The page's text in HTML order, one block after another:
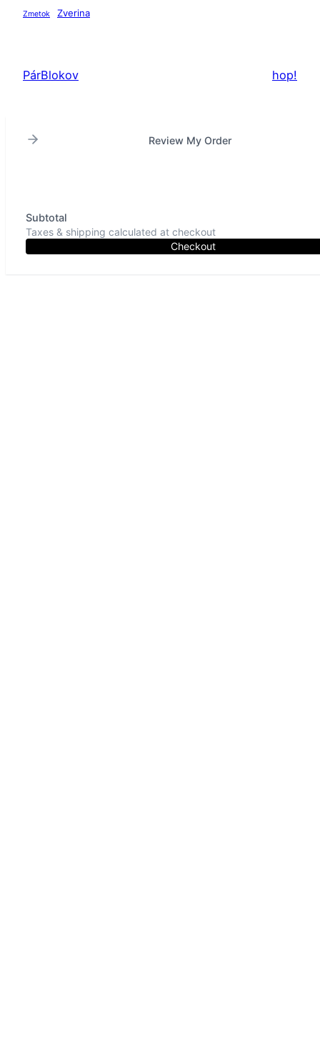
Zmetok Zverina
PárBlokov hop!
Review My Order
Subtotal
Taxes & shipping calculated at checkout
Checkout